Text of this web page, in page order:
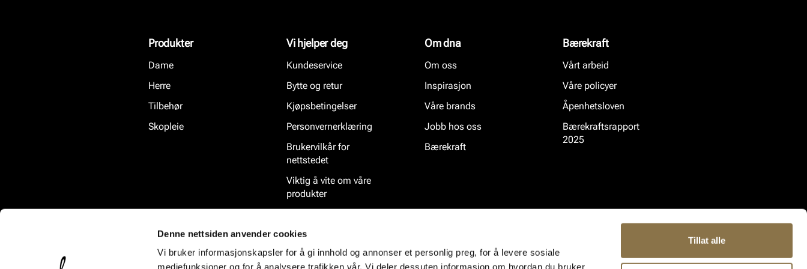
Denne nettsiden anvender cookies
Vi bruker informasjonskapsler for å gi innhold og annonser et personlig preg, for å levere sosiale
mediefunksjoner og for å analysere trafikken vår. Vi deler dessuten informasjon om hvordan du bruker
Tillat alle
Produkter
Dame
Herre
Tilbehør
Skopleie
Vi hjelper deg
Kundeservice
Bytte og retur
Kjøpsbetingelser
Personvernerklæring
Brukervilkår for
nettstedet
Viktig å vite om våre
produkter
Om dna
Om oss
Inspirasjon
Våre brands
Jobb hos oss
Bærekraft
Bærekraft
Vårt arbeid
Våre policyer
Åpenhetsloven
Bærekraftsrapport
2025